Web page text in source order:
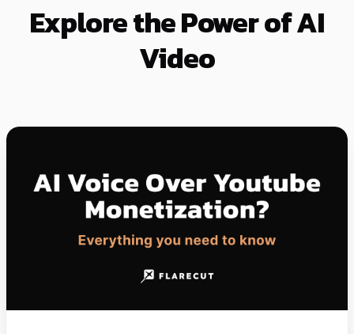
Explore the Power of AI
Video